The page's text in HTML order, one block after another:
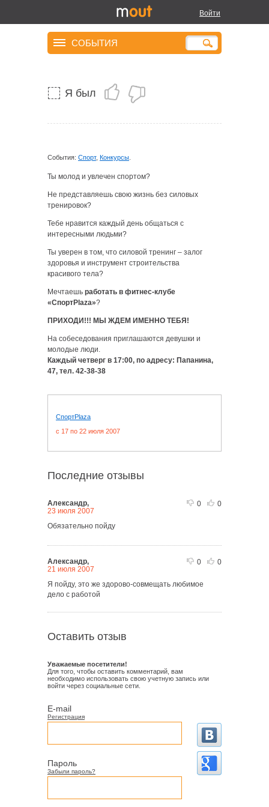
Войти
СОБЫТИЯ
Фитнес-клуб
«СпортPlaza»
приглашает на работу
Я был
События: Спорт, Конкурсы
Ты молод и увлечен спортом?
Не представляешь свою жизнь без силовых
тренировок?
Тебе нравится каждый день общаться с
интересными людьми?
Ты уверен в том, что силовой тренинг – залог
здоровья и инструмент строительства
красивого тела?
Мечтаешь работать в фитнес-клубе
«СпортPlaza»?
ПРИХОДИ!!! МЫ ЖДЕМ ИМЕННО ТЕБЯ!
На собеседования приглашаются девушки и
молодые люди.
Каждый четверг в 17:00, по адресу: Папанина,
47, тел. 42-38-38
СпортPlaza
c 17 по 22 июля 2007
Последние отзывы
0 0
Александр,
23 июля 2007
Обязательно пойду
0 0
Александр,
21 июля 2007
Я пойду, это же здорово-совмещать любимое
дело с работой
Оставить отзыв
Уважаемые посетители!
Для того, чтобы оставить комментарий, вам
необходимо использовать свою учетную запись или
войти через социальные сети.
E-mail
Регистрация
Пароль
Забыли пароль?